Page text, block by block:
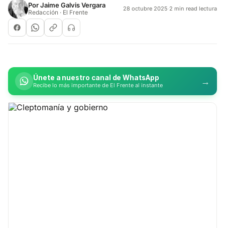
PorJaime Galvis Vergara
Redacción · El Frente 28 octubre 2025·2 min read lectura
Únete a nuestro canal de WhatsApp
Recibe lo más importante de El Frente al instante →